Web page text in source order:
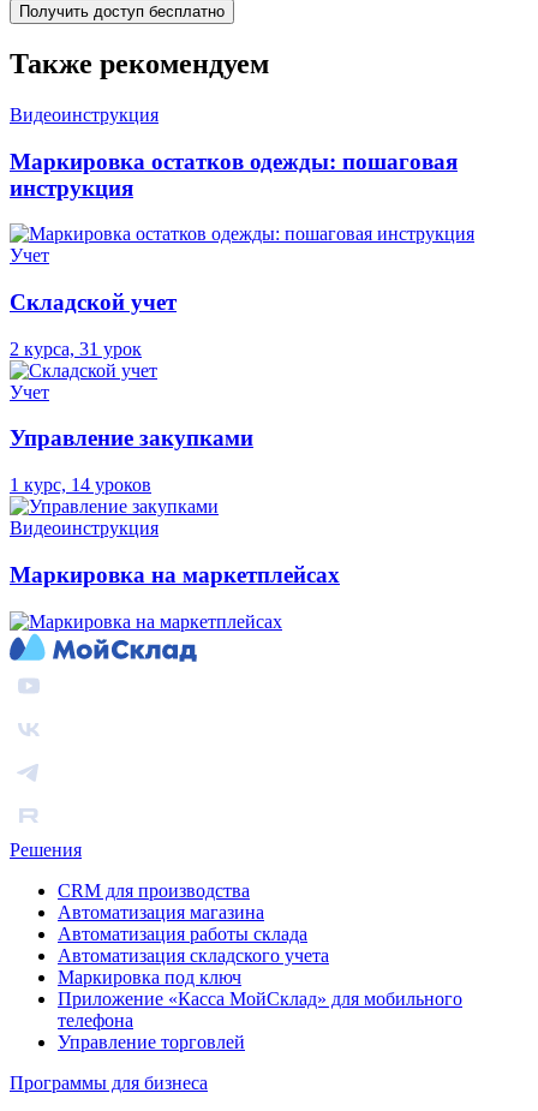
Получить доступ бесплатно
Также рекомендуем
Видеоинструкция
Маркировка остатков одежды: пошаговая
инструкция
Учет
Складской учет
2 курса, 31 урок
Учет
Управление закупками
1 курс, 14 уроков
Видеоинструкция
Маркировка на маркетплейсах
Решения
CRM для производства
Автоматизация магазина
Автоматизация работы склада
Автоматизация складского учета
Маркировка под ключ
Приложение «Касса МойСклад» для мобильного
телефона
Управление торговлей
Программы для бизнеса